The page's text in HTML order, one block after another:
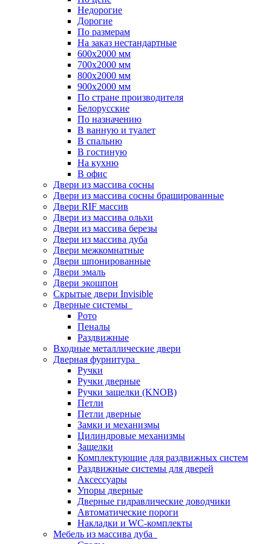
Недорогие
Дорогие
По размерам
На заказ нестандартные
600х2000 мм
700х2000 мм
800х2000 мм
900х2000 мм
По стране производителя
Белорусские
По назначению
В ванную и туалет
В спальню
В гостиную
На кухню
В офис
Двери из массива сосны
Двери из массива сосны брашированные
Двери RIF массив
Двери из массива ольхи
Двери из массива березы
Двери из массива дуба
Двери межкомнатные
Двери шпонированные
Двери эмаль
Двери экошпон
Скрытые двери Invisible
Дверные системы
Рото
Пеналы
Раздвижные
Входные металлические двери
Дверная фурнитура
Ручки
Ручки дверные
Ручки защелки (KNOB)
Петли
Петли дверные
Замки и механизмы
Цилиндровые механизмы
Защелки
Комплектующие для раздвижных систем
Раздвижные системы для дверей
Аксессуары
Упоры дверные
Дверные гидравлические доводчики
Автоматические пороги
Накладки и WC-комплекты
Мебель из массива дуба